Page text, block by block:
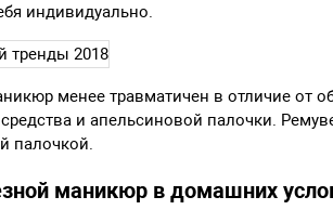
индивидуально.
менее травматичен в отличие от
и апельсиновой палочки.
палочкой.
маникюр в домашних